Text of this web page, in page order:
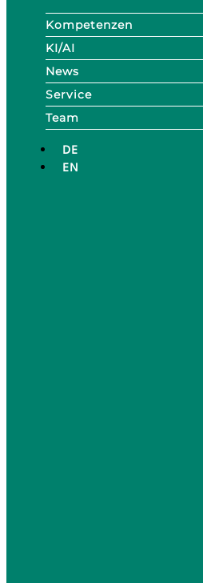
Kompetenzen
KI/AI
News
Service
Team
DE
EN